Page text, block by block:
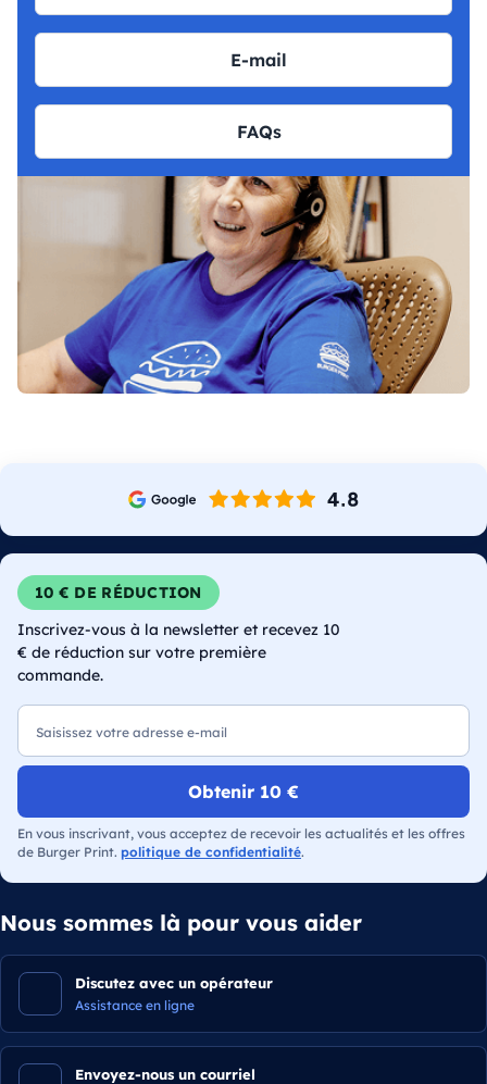
E-mail
FAQs
10 € DE RÉDUCTION
Inscrivez-vous à la newsletter et recevez 10
€ de réduction sur votre première
commande.
E-mail
Obtenir 10 €
En vous inscrivant, vous acceptez de recevoir les actualités et les offres
de Burger Print. politique de confidentialité.
Nous sommes là pour vous aider
Discutez avec un opérateur
Assistance en ligne
Envoyez-nous un courriel